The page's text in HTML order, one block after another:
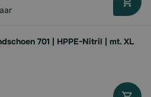
701 | HPPE-Nitril | mt. XL